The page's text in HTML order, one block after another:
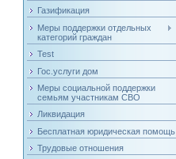
Газификация
Меры поддержки отдельных
категорий граждан
Test
Гос.услуги дом
Меры социальной поддержки
семьям участникам СВО
Ликвидация
Бесплатная юридическая помощь
Трудовые отношения